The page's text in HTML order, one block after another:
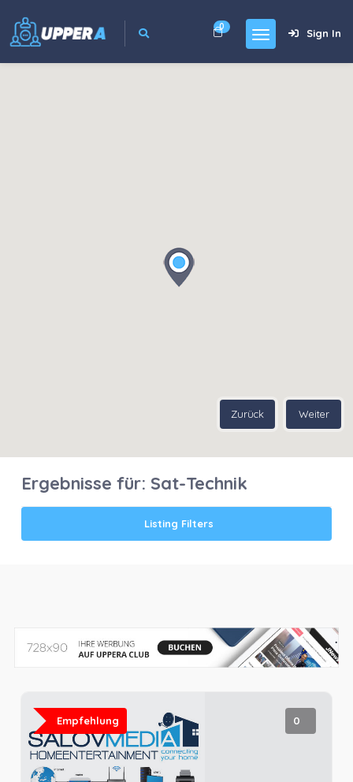
Sign In
0
Zurück Weiter
Ergebnisse für: Sat-Technik
Listing Filters
Empfehlung 0